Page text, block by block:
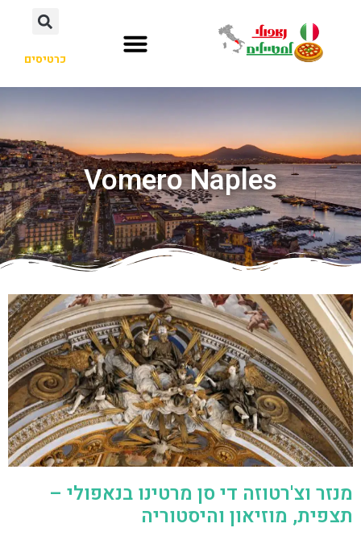
כרטיסים
Vomero Naples
מנזר וצ'רטוזה די סן מרטינו בנאפולי –
תצפית, מוזיאון והיסטוריה